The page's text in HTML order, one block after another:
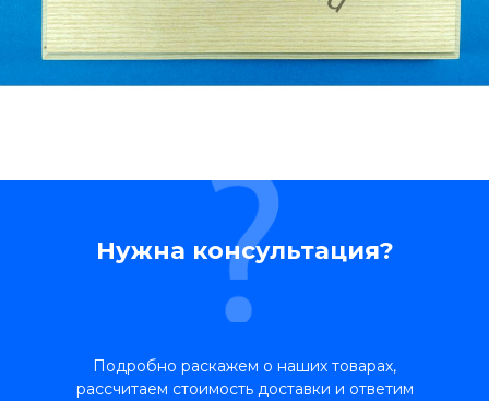
Нужна консультация?
Подробно раскажем о наших товарах,
рассчитаем стоимость доставки и ответим